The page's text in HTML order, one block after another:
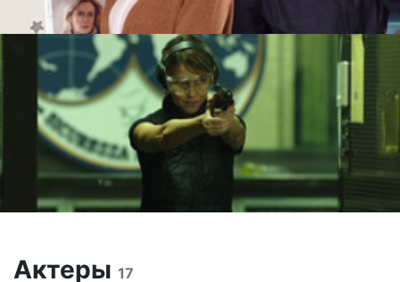
Актеры 17